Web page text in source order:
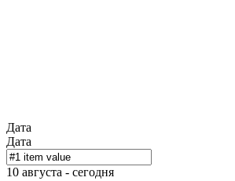
Дата
Дата
10 августа - сегодня